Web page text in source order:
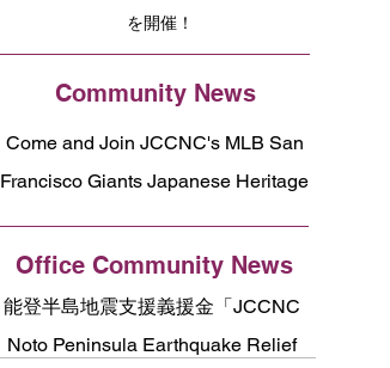
を開催！
Community News
Come and Join JCCNC's MLB San
Francisco Giants Japanese Heritage
Office Community News
能登半島地震支援義援金「JCCNC
Noto Peninsula Earthquake Relief